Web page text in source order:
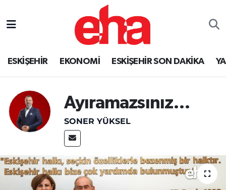
ESKİŞEHİR EKONOMİ ESKİŞEHİR SON DAKİKA
Ayıramazsınız…
SONER YÜKSEL